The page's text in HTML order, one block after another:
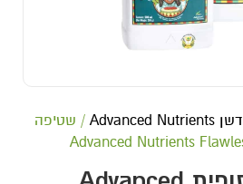
דשן Advanced Nutrients
/ שטיפה